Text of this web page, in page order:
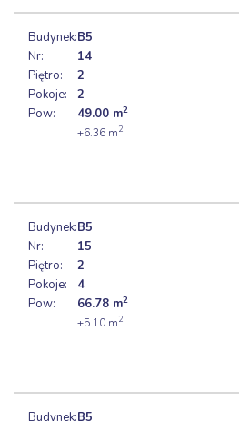
Budynek:
Nr:
Piętro:
Pokoje:
Pow:
B5
14
2
2
49.00 m2
+6.36 m2
Budynek:
Nr:
Piętro:
Pokoje:
Pow:
B5
15
2
4
66.78 m2
+5.10 m2
Budynek:B5